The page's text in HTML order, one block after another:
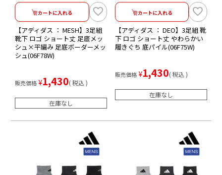
カートに入れる
【アディダス ： MESH】3足組
靴下 ロゴ ショート丈 足底メッ
シュ×平編み 足底ボーダーメッ
シュ(06F78W)
販売価格 ¥1,430 税込
在庫なし
カートに入れる
【アディダス ： DEO】3足組 靴
下 ロゴ ショート丈 やわらかい
履きぐち 底パイル(06F75W)
販売価格 ¥1,430 税込
在庫なし